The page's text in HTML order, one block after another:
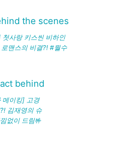
사랑 키스씬 비하인
맨스의 비결?! #월수
이킹] 고경
김재영의 슈
없이 드림🤟